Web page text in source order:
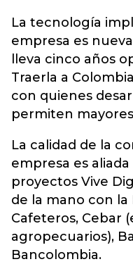
La tecnología
empresa es
lleva cinco años
Traerla a
con quienes
permiten
La calidad de la
empresa es
proyectos Vive
de la mano con la
Cafeteros, Cebar
agropecuarios),
Bancolombia.